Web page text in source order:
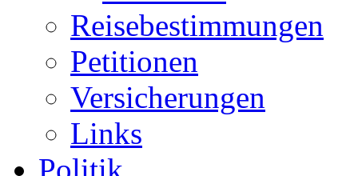
Reisebestimmungen
Petitionen
Versicherungen
Links
Politik